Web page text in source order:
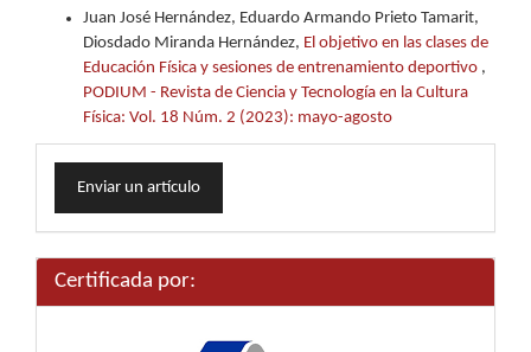
Juan José Hernández, Eduardo Armando Prieto Tamarit,
Diosdado Miranda Hernández, El objetivo en las clases de
Educación Física y sesiones de entrenamiento deportivo ,
PODIUM - Revista de Ciencia y Tecnología en la Cultura
Física: Vol. 18 Núm. 2 (2023): mayo-agosto
Enviar
unEnviar un artículo
Certificada por: